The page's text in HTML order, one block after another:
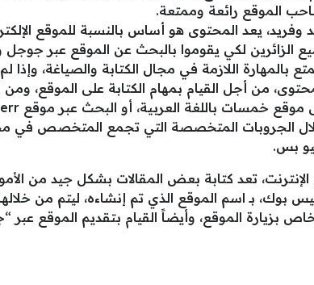
الموقع رائعة وممتعة.
وفريد، يعد المحتوى هو أساس بالنسبة للموقع
الزائرين لكي يقوموا بالبحث عن الموقع عبر
بالمهارة اللازمة في مجال الكتابة
من أجل القيام بمهام الكتابة على الموقع،
الإنترنت، تعد كتابة بعض المقالات بشكل جيد من
بوك، بـ اسم الموقع الذي تم إنشاءه، ليتم من
بزيارة الموقع، وأيضاً القيام بتقديم